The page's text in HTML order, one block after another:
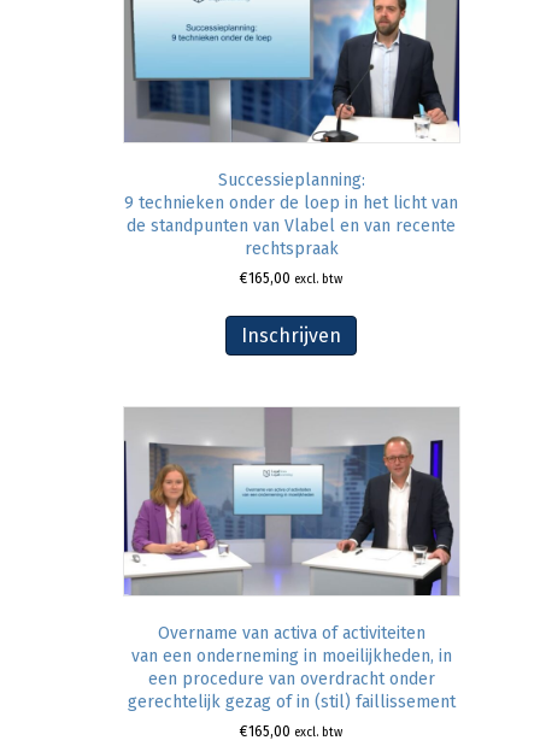
Successieplanning:
9 technieken onder de loep in het licht van
de standpunten van Vlabel en van recente
rechtspraak
€165,00 excl. btw
Inschrijven
Overname van activa of activiteiten
van een onderneming in moeilijkheden, in
een procedure van overdracht onder
gerechtelijk gezag of in (stil) faillissement
€165,00 excl. btw